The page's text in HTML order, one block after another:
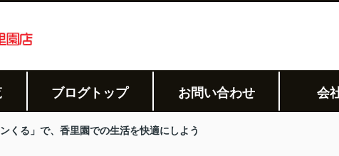
ブログトップ お問い合わせ 会
くる」で、香里園での生活を快適にしよう